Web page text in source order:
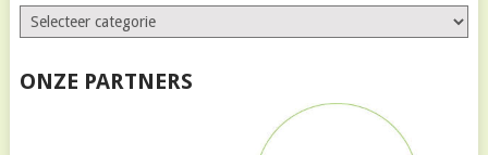
ONZE PARTNERS